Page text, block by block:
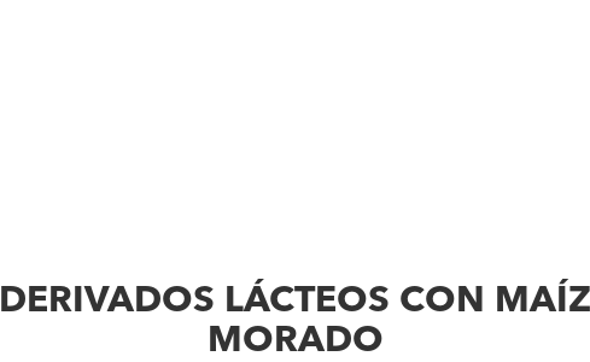
DERIVADOS LÁCTEOS CON MAÍZ
MORADO